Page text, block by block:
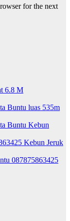
for the next
6.8 M
Buntu luas 535m
Buntu Kebun
Kebun Jeruk
087875863425